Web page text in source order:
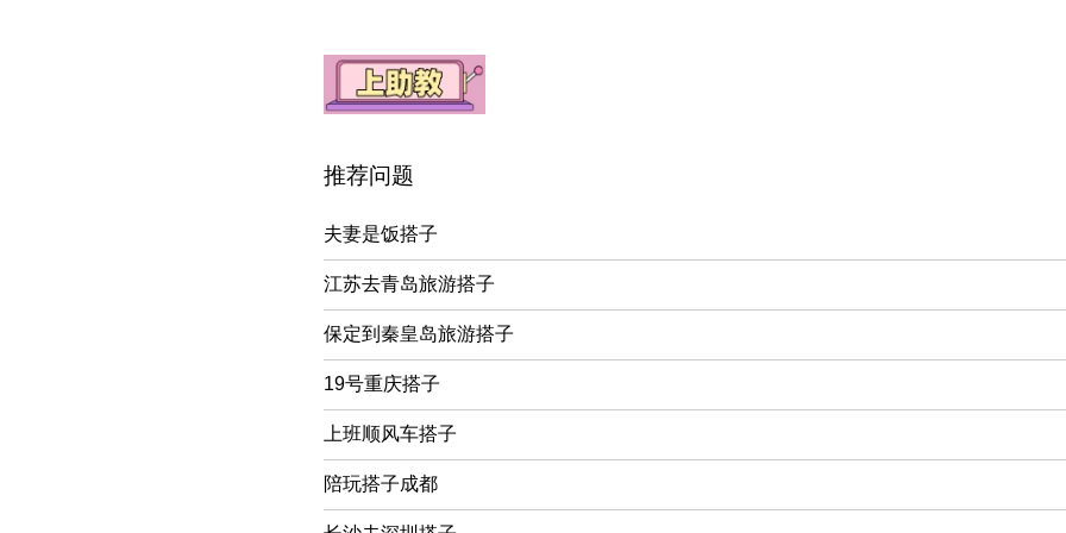
推荐问题
夫妻是饭搭子
江苏去青岛旅游搭子
保定到秦皇岛旅游搭子
19号重庆搭子
上班顺风车搭子
陪玩搭子成都